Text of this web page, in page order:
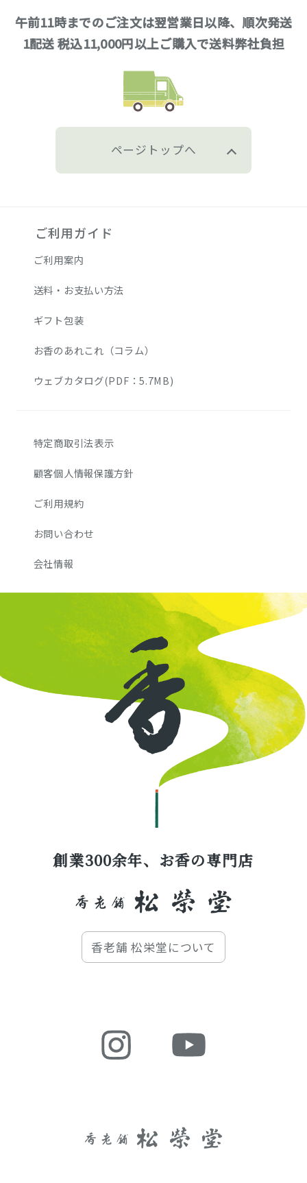
午前11時までのご注文は翌営業日以降、順次発送
1配送 税込11,000円以上ご購入で送料弊社負担
ページトップへ
ご利用ガイド
ご利用案内
送料・お支払い方法
ギフト包装
お香のあれこれ（コラム）
ウェブカタログ(PDF：5.7MB)
特定商取引法表示
顧客個人情報保護方針
ご利用規約
お問い合わせ
会社情報
創業300余年、お香の専門店
香老舗 松栄堂について